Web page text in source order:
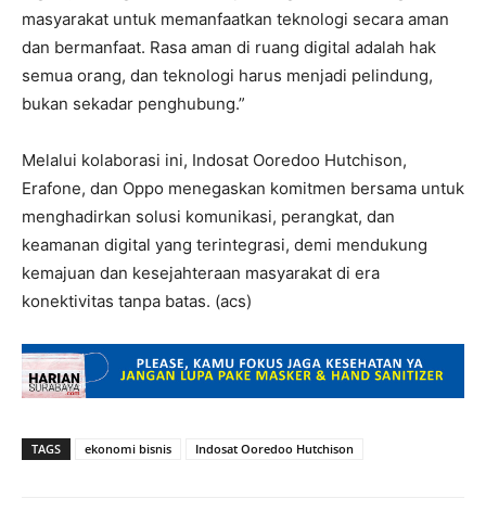
masyarakat untuk memanfaatkan teknologi secara aman
dan bermanfaat. Rasa aman di ruang digital adalah hak
semua orang, dan teknologi harus menjadi pelindung,
bukan sekadar penghubung.”
Melalui kolaborasi ini, Indosat Ooredoo Hutchison,
Erafone, dan Oppo menegaskan komitmen bersama untuk
menghadirkan solusi komunikasi, perangkat, dan
keamanan digital yang terintegrasi, demi mendukung
kemajuan dan kesejahteraan masyarakat di era
konektivitas tanpa batas. (acs)
TAGS ekonomi bisnis Indosat Ooredoo Hutchison